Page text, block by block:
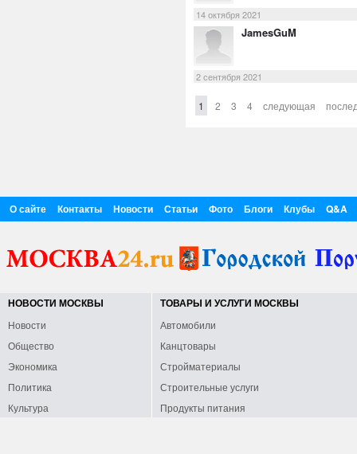
14 октября 2021
JamesGuM
2 сентября 2021
1 2 3 4 следующая
О сайте Контакты Новости Статьи Фото Блоги Клубы Q&A
НОВОСТИ МОСКВЫ
Новости
Общество
Экономика
Политика
Культура
ТОВАРЫ И УСЛУГИ МОСКВЫ
Автомобили
Канцтовары
Стройматериалы
Строительные услуги
Продукты питания